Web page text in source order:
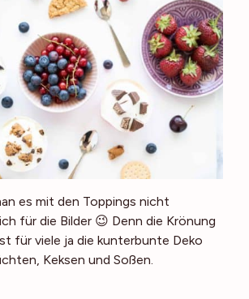
es mit den Toppings nicht
für die Bilder 😉 Denn die Krönung
für viele ja die kunterbunte Deko
Keksen und Soßen.